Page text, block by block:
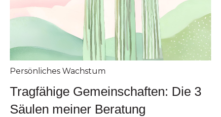
Persönliches Wachstum
Tragfähige Gemeinschaften: Die 3
Säulen meiner Beratung